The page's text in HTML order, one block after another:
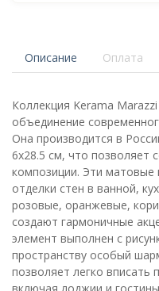
Описание Оплата
Коллекция Kerama
объединение
Она производится в
6x28.5 см, что позволяет
композиции. Эти матовые
отделки стен в ванной,
розовые, оранжевые,
создают гармоничные
элемент выполнен с
пространству особый
позволяет легко
включая лоджии и